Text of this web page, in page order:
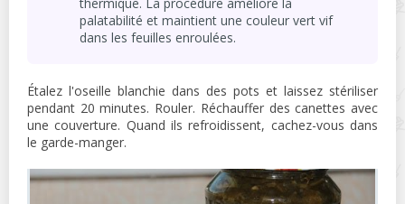
palatabilité et maintient une couleur vert vif
dans les feuilles enroulées.
Étalez l'oseille blanchie dans des pots et laissez stériliser
pendant 20 minutes. Rouler. Réchauffer des canettes avec
une couverture. Quand ils refroidissent, cachez-vous dans
le garde-manger.